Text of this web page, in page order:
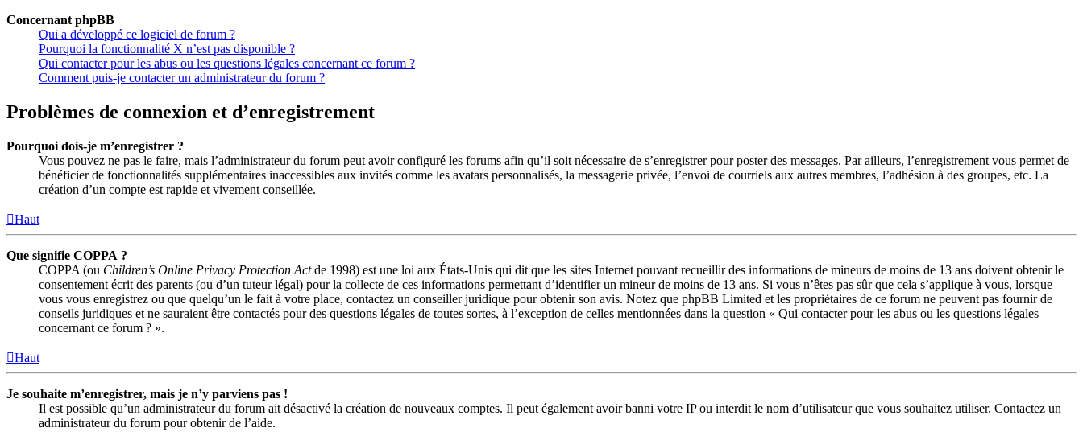
Concernant phpBB
Qui a développé ce logiciel de forum ?
Pourquoi la fonctionnalité X n’est pas disponible ?
Qui contacter pour les abus ou les questions légales concernant ce forum ?
Comment puis-je contacter un administrateur du forum ?
Problèmes de connexion et d’enregistrement
Pourquoi dois-je m’enregistrer ?
Vous pouvez ne pas le faire, mais l’administrateur du forum peut avoir configuré les forums afin qu’il soit nécessaire de s’enregistrer pour poster des messages. Par ailleurs, l’enregistrement vous permet de
bénéficier de fonctionnalités supplémentaires inaccessibles aux invités comme les avatars personnalisés, la messagerie privée, l’envoi de courriels aux autres membres, l’adhésion à des groupes, etc. La
création d’un compte est rapide et vivement conseillée.
Haut
Que signifie COPPA ?
COPPA (ou Children’s Online Privacy Protection Actde 1998) est une loi aux États-Unis qui dit que les sites Internet pouvant recueillir des informations de mineurs de moins de 13 ans doivent obtenir le
consentement écrit des parents (ou d’un tuteur légal) pour la collecte de ces informations permettant d’identifier un mineur de moins de 13 ans. Si vous n’êtes pas sûr que cela s’applique à vous, lorsque
vous vous enregistrez ou que quelqu’un le fait à votre place, contactez un conseiller juridique pour obtenir son avis. Notez que phpBB Limited et les propriétaires de ce forum ne peuvent pas fournir de
conseils juridiques et ne sauraient être contactés pour des questions légales de toutes sortes, à l’exception de celles mentionnées dans la question « Qui contacter pour les abus ou les questions légales
concernant ce forum ? ».
Haut
Je souhaite m’enregistrer, mais je n’y parviens pas !
Il est possible qu’un administrateur du forum ait désactivé la création de nouveaux comptes. Il peut également avoir banni votre IP ou interdit le nom d’utilisateur que vous souhaitez utiliser. Contactez un
administrateur du forum pour obtenir de l’aide.